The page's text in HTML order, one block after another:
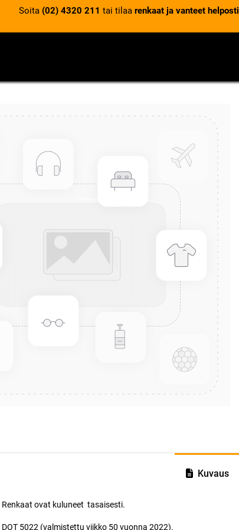
Soita (02) 4320 211 tai tilaa renkaat ja vanteet helposti
Kuvaus
Renkaat ovat kuluneet tasaisesti.
DOT 5022 (valmistettu viikko 50 vuonna 2022).